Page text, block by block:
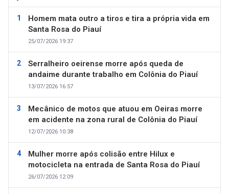
Homem mata outro a tiros e tira a própria vida em
Santa Rosa do Piauí
25/07/2026 19:37
Serralheiro oeirense morre após queda de
andaime durante trabalho em Colônia do Piauí
13/07/2026 16:57
Mecânico de motos que atuou em Oeiras morre
em acidente na zona rural de Colônia do Piauí
12/07/2026 10:38
Mulher morre após colisão entre Hilux e
motocicleta na entrada de Santa Rosa do Piauí
26/07/2026 12:09